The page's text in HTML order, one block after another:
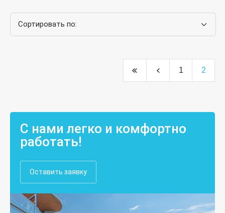
С нами легко и комфортно
работать!
Оставить заявку
Сортировать по:
1 2